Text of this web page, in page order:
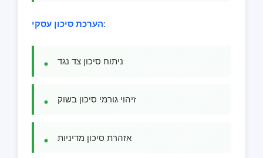
הערכת סיכון עסקי:
ניתוח סיכון צד נגד
זיהוי גורמי סיכון בשוק
אזהרת סיכון מדיניות